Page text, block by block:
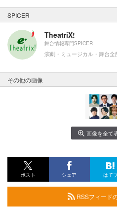
SPICER
TheatriX!
舞台情報専門SPICER
演劇・ミュージカル・舞台全
その他の画像
画像を全て
ポスト シェア はて
RSSフィード